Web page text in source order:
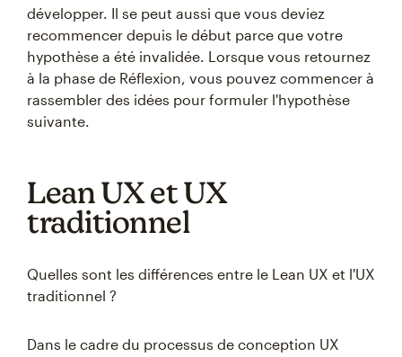
développer. Il se peut aussi que vous deviez
recommencer depuis le début parce que votre
hypothèse a été invalidée. Lorsque vous retournez
à la phase de Réflexion, vous pouvez commencer à
rassembler des idées pour formuler l'hypothèse
suivante.
Lean UX et UX
traditionnel
Quelles sont les différences entre le Lean UX et l'UX
traditionnel ?
Dans le cadre du processus de conception UX